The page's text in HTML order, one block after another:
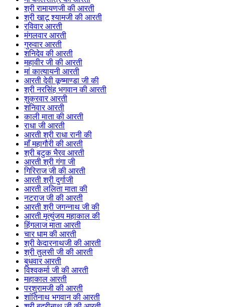
श्री रामायणजी की आरती
श्री खाटू श्यामजी की आरती
रविवार आरती
मंगलवार आरती
गुरुवार आरती
शनिदेव की आरती
महावीर जी की आरती
मां कात्यायनी आरती
आरती देवी कूष्माण्डा जी की
श्री नरसिंह भगवान की आरती
शुक्रवार आरती
शनिवार आरती
काली माता की आरती
राधा जी आरती
आरती श्री राधा रानी की
माँ महागौरी की आरती
श्री बटुक भैरव आरती
आरती श्री गंगा जी
गिरिराज जी की आरती
आरती श्री दुर्गाजी
आरती ललिता माता की
नटराज जी की आरती
आरती श्री जगन्नाथ जी की
आरती मृत्युंजय महाकाल की
हिंगलाज माता आरती
चार धाम की आरती
श्री केदारनाथजी की आरती
श्री तुलसी जी की आरती
बुधवार आरती
विश्वकर्मा जी की आरती
महाकाल आरती
परशुरामजी की आरती
शांतिनाथ भगवान की आरती